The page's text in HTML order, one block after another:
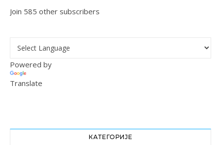
Join 585 other subscribers
Powered by
Translate
КАТЕГОРИЈЕ